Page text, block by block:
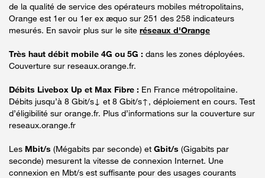
de la qualité de service des opérateurs mobiles métropolitains,
Orange est 1er ou 1er ex æquo sur 251 des 258 indicateurs
mesurés. En savoir plus sur le site réseaux d'Orange
Très haut débit mobile 4G ou 5G : dans les zones déployées.
Couverture sur reseaux.orange.fr.
Débits Livebox Up et Max Fibre : En France métropolitaine.
Débits jusqu’à 8 Gbit/s↓ et 8 Gbit/s↑, déploiement en cours. Test
d’éligibilité sur orange.fr. Plus d’informations sur la couverture sur
reseaux.orange.fr
Les Mbit/s (Mégabits par seconde) et Gbit/s (Gigabits par
seconde) mesurent la vitesse de connexion Internet. Une
connexion en Mbt/s est suffisante pour des usages courants